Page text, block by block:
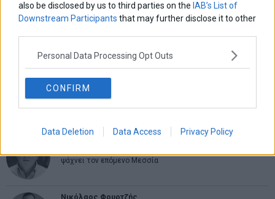
also be disclosed by us to third parties on the IAB’s List of
Downstream Participants that may further disclose it to other
Personal Data Processing Opt Outs
CONFIRM
Data Deletion Data Access Privacy Policy
Η αληθινή παιδεία ξεκινά από την ψυχή…
Σταματίνα Σταματάκου
ψάχνει τον επόμενο Μεσσία
Νικόλαος Φουρτζής